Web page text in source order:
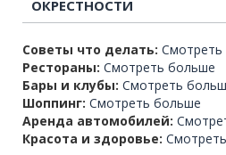
ОКРЕСТНОСТИ
Советы что делать:
Рестораны: Смотреть больше
Бары и клубы: Смотреть
Шоппинг: Смотреть больше
Аренда автомобилей:
Красота и здоровье: